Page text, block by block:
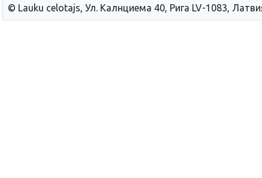
© Lauku сelotajs, Ул. Калнциема 40, Рига LV-1083,